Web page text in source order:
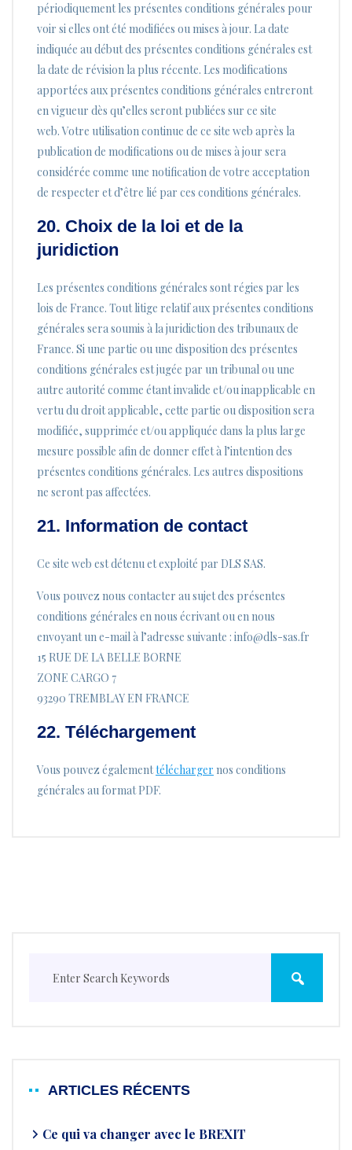
périodiquement les présentes conditions générales pour
voir si elles ont été modifiées ou mises à jour. La date
indiquée au début des présentes conditions générales est
la date de révision la plus récente. Les modifications
apportées aux présentes conditions générales entreront
en vigueur dès qu’elles seront publiées sur ce site
web. Votre utilisation continue de ce site web après la
publication de modifications ou de mises à jour sera
considérée comme une notification de votre acceptation
de respecter et d’être lié par ces conditions générales.
20. Choix de la loi et de la
juridiction
Les présentes conditions générales sont régies par les
lois de France. Tout litige relatif aux présentes conditions
générales sera soumis à la juridiction des tribunaux de
France. Si une partie ou une disposition des présentes
conditions générales est jugée par un tribunal ou une
autre autorité comme étant invalide et/ou inapplicable en
vertu du droit applicable, cette partie ou disposition sera
modifiée, supprimée et/ou appliquée dans la plus large
mesure possible afin de donner effet à l’intention des
présentes conditions générales. Les autres dispositions
ne seront pas affectées.
21. Information de contact
Ce site web est détenu et exploité par DLS SAS.
Vous pouvez nous contacter au sujet des présentes
conditions générales en nous écrivant ou en nous
envoyant un e-mail à l’adresse suivante : rf.sas-sld@ofni
15 RUE DE LA BELLE BORNE
ZONE CARGO 7
93290 TREMBLAY EN FRANCE
22. Téléchargement
Vous pouvez égalementtélécharger nos conditions
générales au format PDF.
ARTICLES RÉCENTS
Ce qui va changer avec le BREXIT